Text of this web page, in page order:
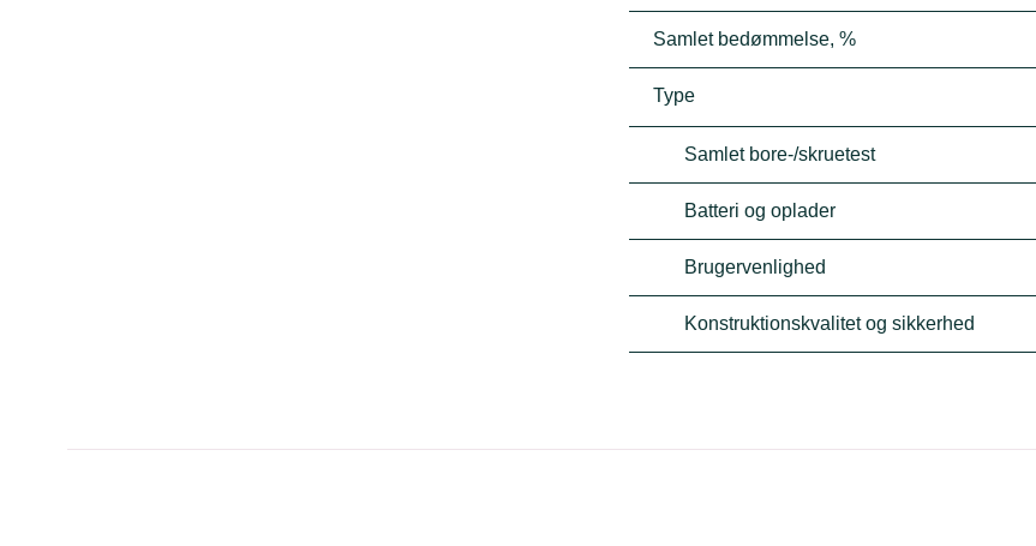
Samlet bedømmelse, %
Type
Samlet bore-/skruetest
Batteri og oplader
Brugervenlighed
Konstruktionskvalitet og sikkerhed